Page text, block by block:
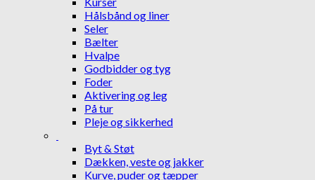
Hålsbånd og liner
Seler
Bælter
Hvalpe
Godbidder og tyg
Foder
Aktivering og leg
På tur
Pleje og sikkerhed
Byt & Støt
Dækken, veste og jakker
Kurve, puder og tæpper